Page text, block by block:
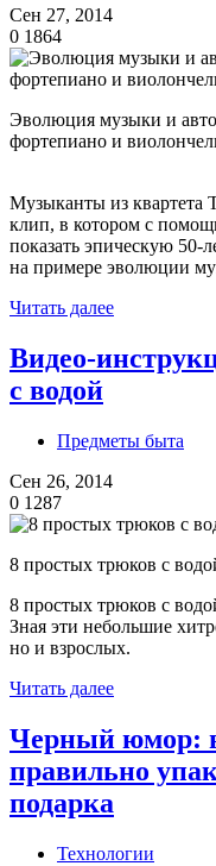
Сен 27, 2014
0 1864
Эволюция музыки и
фортепиано и
Музыканты из квартета
клип, в котором с
показать эпическую
на примере эволюции
Читать далее
Видео-
с водой
Предметы быта
Сен 26, 2014
0 1287
8 простых трюков с
8 простых трюков с
Зная эти небольшие
но и взрослых.
Читать далее
Черный юмор:
правильно
подарка
Технологии